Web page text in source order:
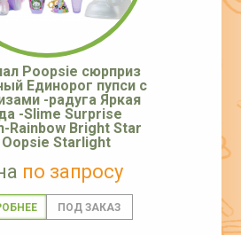
Poopsie сюрприз
Единорог пупси c
-радуга Яркая
-Slime Surprise
Rainbow Bright Star
Starlight
по запросу